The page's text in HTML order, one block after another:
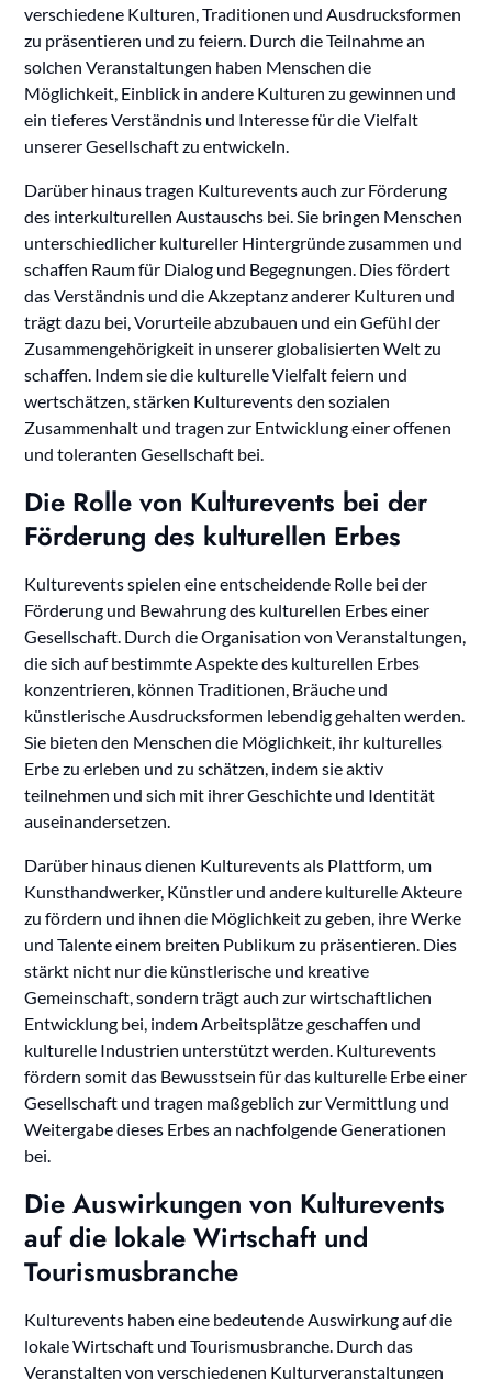
verschiedene Kulturen, Traditionen und Ausdrucksformen
zu präsentieren und zu feiern. Durch die Teilnahme an
solchen Veranstaltungen haben Menschen die
Möglichkeit, Einblick in andere Kulturen zu gewinnen und
ein tieferes Verständnis und Interesse für die Vielfalt
unserer Gesellschaft zu entwickeln.
Darüber hinaus tragen Kulturevents auch zur Förderung
des interkulturellen Austauschs bei. Sie bringen Menschen
unterschiedlicher kultureller Hintergründe zusammen und
schaffen Raum für Dialog und Begegnungen. Dies fördert
das Verständnis und die Akzeptanz anderer Kulturen und
trägt dazu bei, Vorurteile abzubauen und ein Gefühl der
Zusammengehörigkeit in unserer globalisierten Welt zu
schaffen. Indem sie die kulturelle Vielfalt feiern und
wertschätzen, stärken Kulturevents den sozialen
Zusammenhalt und tragen zur Entwicklung einer offenen
und toleranten Gesellschaft bei.
Die Rolle von Kulturevents bei der
Förderung des kulturellen Erbes
Kulturevents spielen eine entscheidende Rolle bei der
Förderung und Bewahrung des kulturellen Erbes einer
Gesellschaft. Durch die Organisation von Veranstaltungen,
die sich auf bestimmte Aspekte des kulturellen Erbes
konzentrieren, können Traditionen, Bräuche und
künstlerische Ausdrucksformen lebendig gehalten werden.
Sie bieten den Menschen die Möglichkeit, ihr kulturelles
Erbe zu erleben und zu schätzen, indem sie aktiv
teilnehmen und sich mit ihrer Geschichte und Identität
auseinandersetzen.
Darüber hinaus dienen Kulturevents als Plattform, um
Kunsthandwerker, Künstler und andere kulturelle Akteure
zu fördern und ihnen die Möglichkeit zu geben, ihre Werke
und Talente einem breiten Publikum zu präsentieren. Dies
stärkt nicht nur die künstlerische und kreative
Gemeinschaft, sondern trägt auch zur wirtschaftlichen
Entwicklung bei, indem Arbeitsplätze geschaffen und
kulturelle Industrien unterstützt werden. Kulturevents
fördern somit das Bewusstsein für das kulturelle Erbe einer
Gesellschaft und tragen maßgeblich zur Vermittlung und
Weitergabe dieses Erbes an nachfolgende Generationen
bei.
Die Auswirkungen von Kulturevents
auf die lokale Wirtschaft und
Tourismusbranche
Kulturevents haben eine bedeutende Auswirkung auf die
lokale Wirtschaft und Tourismusbranche. Durch das
Veranstalten von verschiedenen Kulturveranstaltungen